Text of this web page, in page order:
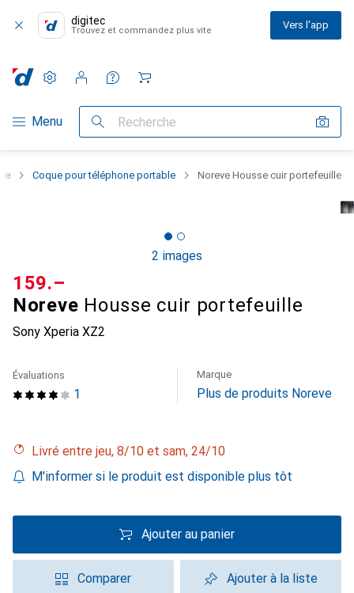
digitec
Trouvez et commandez plus vite Vers l'app
Navigation par catégorie
Menu Recherche
Paramètres
Compte client
Listes de comparaison
Listes d'envies
Panier
Coque pour téléphone portable Noreve Housse cuir portefeuille
2 images
Noreve Housse cuir portefeuille
Sony Xperia XZ2
CHF
159.–
1
Évaluations Marque
Plus de produits Noreve
Livré entre jeu, 8/10 et sam, 24/10
M'informer si le produit est disponible plus tôt
Ajouter au panier
Comparer Ajouter à la liste